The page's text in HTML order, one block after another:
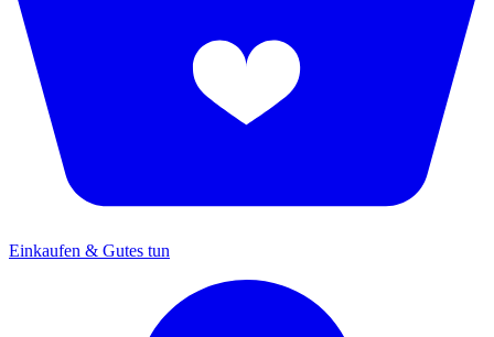
Einkaufen & Gutes tun